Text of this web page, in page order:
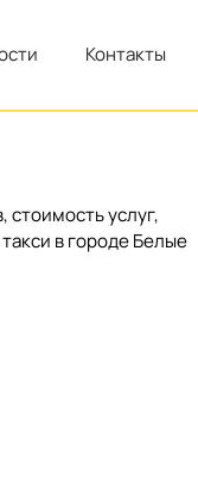
Контакты
стоимость услуг,
в городе Белые